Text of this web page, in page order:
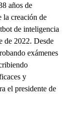
años de
la creación de
de inteligencia
de 2022. Desde
exámenes
y
el presidente de